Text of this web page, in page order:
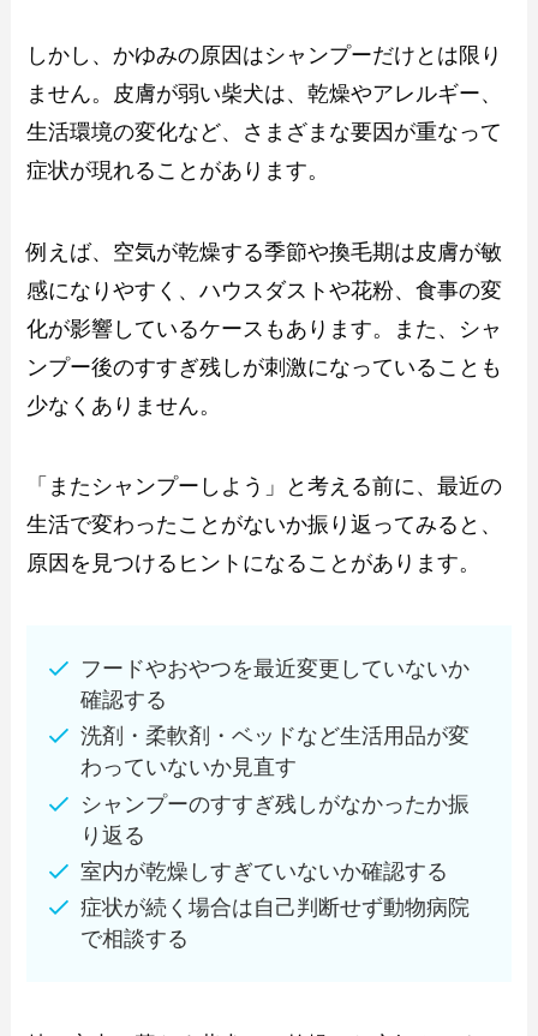
しかし、かゆみの原因はシャンプーだけとは限り
ません。皮膚が弱い柴犬は、乾燥やアレルギー、
生活環境の変化など、さまざまな要因が重なって
症状が現れることがあります。
例えば、空気が乾燥する季節や換毛期は皮膚が敏
感になりやすく、ハウスダストや花粉、食事の変
化が影響しているケースもあります。また、シャ
ンプー後のすすぎ残しが刺激になっていることも
少なくありません。
「またシャンプーしよう」と考える前に、最近の
生活で変わったことがないか振り返ってみると、
原因を見つけるヒントになることがあります。
フードやおやつを最近変更していないか
確認する
洗剤・柔軟剤・ベッドなど生活用品が変
わっていないか見直す
シャンプーのすすぎ残しがなかったか振
り返る
室内が乾燥しすぎていないか確認する
症状が続く場合は自己判断せず動物病院
で相談する